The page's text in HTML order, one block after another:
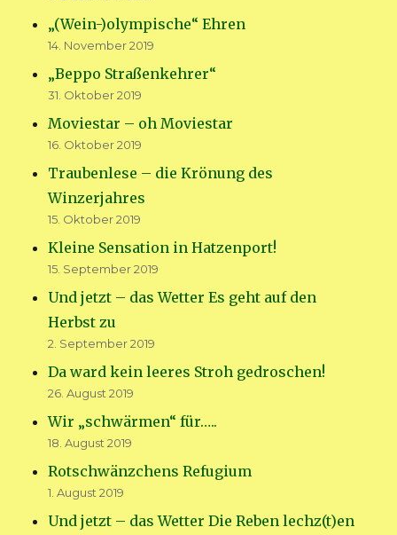
„(Wein-)olympische“ Ehren
14. November 2019
„Beppo Straßenkehrer“
31. Oktober 2019
Moviestar – oh Moviestar
16. Oktober 2019
Traubenlese – die Krönung des
Winzerjahres
15. Oktober 2019
Kleine Sensation in Hatzenport!
15. September 2019
Und jetzt – das Wetter Es geht auf den
Herbst zu
2. September 2019
Da ward kein leeres Stroh gedroschen!
26. August 2019
Wir „schwärmen“ für…..
18. August 2019
Rotschwänzchens Refugium
1. August 2019
Und jetzt – das Wetter Die Reben lechz(t)en